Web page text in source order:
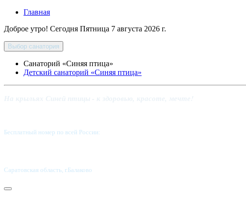
Главная
Доброе утро! Сегодня Пятница 7 августа 2026 г.
Выбор санатория
Санаторий «Синяя птица»
Детский санаторий «Синяя птица»
Бесплатный номер по всей России:
Саратовская область, г.Балаково